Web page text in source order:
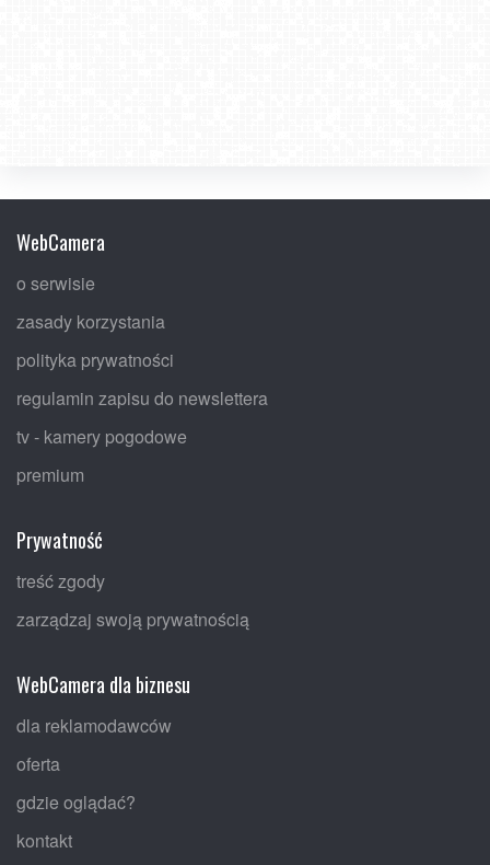
WebCamera
o serwisie
zasady korzystania
polityka prywatności
regulamin zapisu do newslettera
tv - kamery pogodowe
premium
Prywatność
treść zgody
zarządzaj swoją prywatnością
WebCamera dla biznesu
dla reklamodawców
oferta
gdzie oglądać?
kontakt